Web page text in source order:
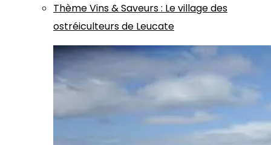
ThèmeVins & Saveurs: Le village des
ostréiculteurs de Leucate